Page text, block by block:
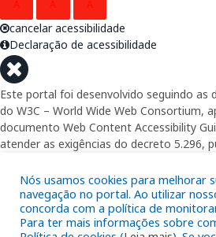
Nós usamos cookies para melhorar
navegação no portal. Ao utilizar
concorda com a política de
Para ter mais informações sobre
cancelar acessibilidade
Declaração de acessibilidade
Este portal foi desenvolvido seguindo as
do W3C – World Wide Web Consortium,
documento Web Content Accessibility
atender as exigências do decreto 5.296,
eletrônicos da administração pública na
computadores para o uso das pessoas
garantindo-lhes o pleno acesso aos